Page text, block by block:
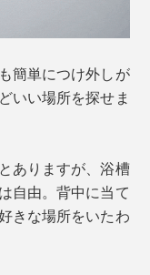
簡単につけ外しが
いい場所を探せま
ありますが、浴槽
自由。背中に当て
きな場所をいたわ